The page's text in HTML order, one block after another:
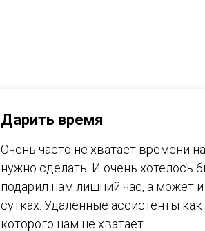
Дарить время
Очень часто не хватает времени
нужно сделать. И очень хотелось
подарил нам лишний час, а может
сутках. Удаленные ассистенты
которого нам не хватает